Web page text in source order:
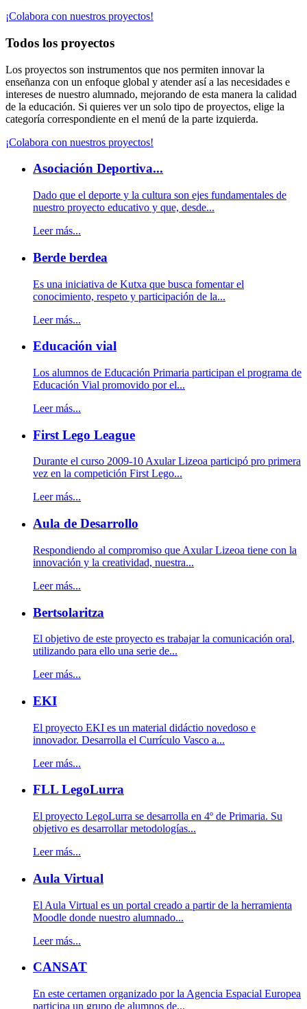
¡Colabora con nuestros proyectos!
Todos los proyectos
Los proyectos son instrumentos que nos permiten innovar la
enseñanza con un enfoque global y atender así a las necesidades e
intereses de nuestro alumnado, mejorando de esta manera la calidad
de la educación. Si quieres ver un solo tipo de proyectos, elige la
categoría correspondiente en el menú de la parte izquierda.
¡Colabora con nuestros proyectos!
Asociación Deportiva...
Dado que el deporte y la cultura son ejes fundamentales de
nuestro proyecto educativo y que, desde...
Leer más...
Berde berdea
Es una iniciativa de Kutxa que busca fomentar el
conocimiento, respeto y participación de la...
Leer más...
Educación vial
Los alumnos de Educación Primaria participan el programa de
Educación Vial promovido por el...
Leer más...
First Lego League
Durante el curso 2009-10 Axular Lizeoa participó pro primera
vez en la competición First Lego...
Leer más...
Aula de Desarrollo
Respondiendo al compromiso que Axular Lizeoa tiene con la
innovación y la creatividad, nuestra...
Leer más...
Bertsolaritza
El objetivo de este proyecto es trabajar la comunicación oral,
utilizando para ello una serie de...
Leer más...
EKI
El proyecto EKI es un material didáctio novedoso e
innovador. Desarrolla el Currículo Vasco a...
Leer más...
FLL LegoLurra
El proyecto LegoLurra se desarrolla en 4º de Primaria. Su
objetivo es desarrollar metodologías...
Leer más...
Aula Virtual
El Aula Virtual es un portal creado a partir de la herramienta
Moodle donde nuestro alumnado...
Leer más...
CANSAT
En este certamen organizado por la Agencia Espacial Europea
participa un grupo de alumnos de...